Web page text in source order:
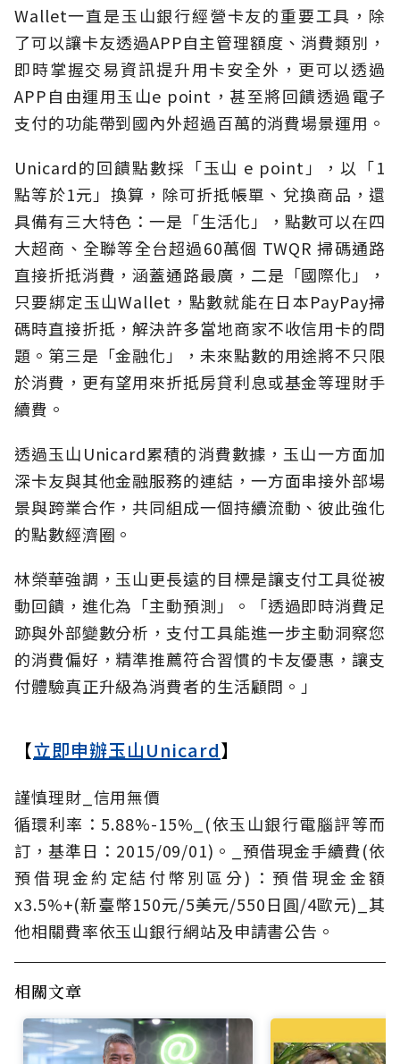
Wallet一直是玉山銀行經營卡友的重要工具，除
了可以讓卡友透過APP自主管理額度、消費類別，
即時掌握交易資訊提升用卡安全外，更可以透過
APP自由運用玉山e point，甚至將回饋透過電子
支付的功能帶到國內外超過百萬的消費場景運用。
Unicard的回饋點數採「玉山 e point」，以「1
點等於1元」換算，除可折抵帳單、兌換商品，還
具備有三大特色：一是「生活化」，點數可以在四
大超商、全聯等全台超過60萬個 TWQR 掃碼通路
直接折抵消費，涵蓋通路最廣，二是「國際化」，
只要綁定玉山Wallet，點數就能在日本PayPay掃
碼時直接折抵，解決許多當地商家不收信用卡的問
題。第三是「金融化」，未來點數的用途將不只限
於消費，更有望用來折抵房貸利息或基金等理財手
續費。
透過玉山Unicard累積的消費數據，玉山一方面加
深卡友與其他金融服務的連結，一方面串接外部場
景與跨業合作，共同組成一個持續流動、彼此強化
的點數經濟圈。
林榮華強調，玉山更長遠的目標是讓支付工具從被
動回饋，進化為「主動預測」。「透過即時消費足
跡與外部變數分析，支付工具能進一步主動洞察您
的消費偏好，精準推薦符合習慣的卡友優惠，讓支
付體驗真正升級為消費者的生活顧問。」
【立即申辦玉山Unicard】
謹慎理財_信用無價
循環利率：5.88%-15%_(依玉山銀行電腦評等而
訂，基準日：2015/09/01)。_預借現金手續費(依
預借現金約定結付幣別區分)：預借現金金額
x3.5%+(新臺幣150元/5美元/550日圓/4歐元)_其
他相關費率依玉山銀行網站及申請書公告。
相關文章